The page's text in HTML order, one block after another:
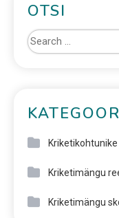
OTSI
Kriketikohtunike
Kriketimängu
Kriketimängu